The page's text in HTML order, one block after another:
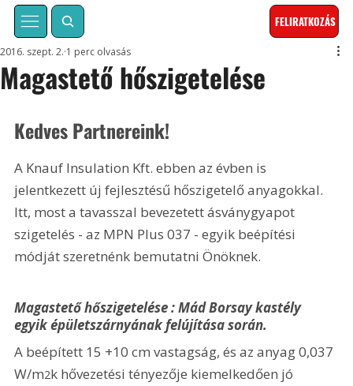
FELIRATKOZÁS
Magastető hőszigetelése
2016. szept. 2. 1 perc olvasás
Kedves Partnereink!
A Knauf Insulation Kft. ebben az évben is
jelentkezett új fejlesztésű hőszigetelő anyagokkal.
Itt, most a tavasszal bevezetett ásványgyapot
szigetelés - az MPN Plus 037 - egyik beépítési
módját szeretnénk bemutatni Önöknek.
Magastető hőszigetelése : Mád Borsay kastély
egyik épületszárnyának felújítása során.
A beépített 15 +10 cm vastagság, és az anyag 0,037
W/m2k hővezetési tényezője kiemelkedően jó